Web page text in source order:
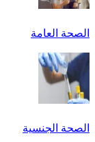
الصحة العامة
الصحة الجنسية